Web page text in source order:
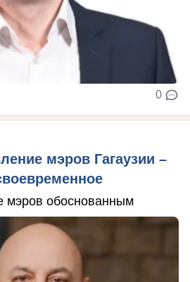
0
мэров Гагаузии –
мэров обоснованным